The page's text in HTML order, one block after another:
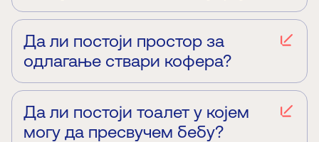
користе бесплатно.
Да ли постоји простор за
одлагање ствари кофера?
одложите у гардероби.
Да ли постоји тоалет у којем
могу да пресвучем бебу?